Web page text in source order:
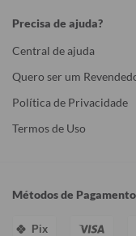
Precisa de ajuda?
Central de ajuda
Quero ser um
Política de Privacidade
Termos de Uso
Métodos de Pagamento
Pix